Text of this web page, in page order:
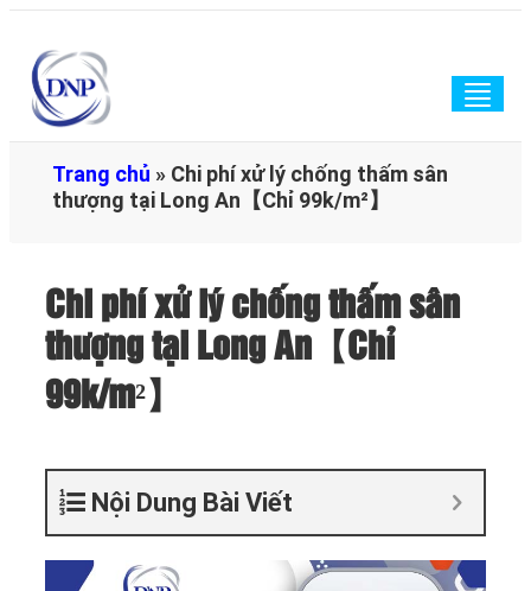
Trang chủ » Chi phí xử lý chống thấm sân
thượng tại Long An【Chỉ 99k/m²】
Chi phí xử lý chống thấm sân
thượng tại Long An【Chỉ
99k/m²】
Nội Dung Bài Viết